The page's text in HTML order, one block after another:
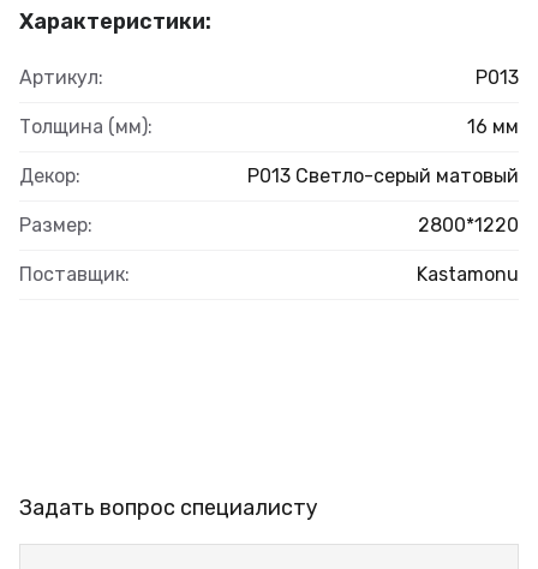
Характеристики:
Артикул: Р013
Толщина (мм): 16 мм
Декор: Р013 Светло-серый матовый
Размер: 2800*1220
Поставщик: Kastamonu
Задать вопрос специалисту